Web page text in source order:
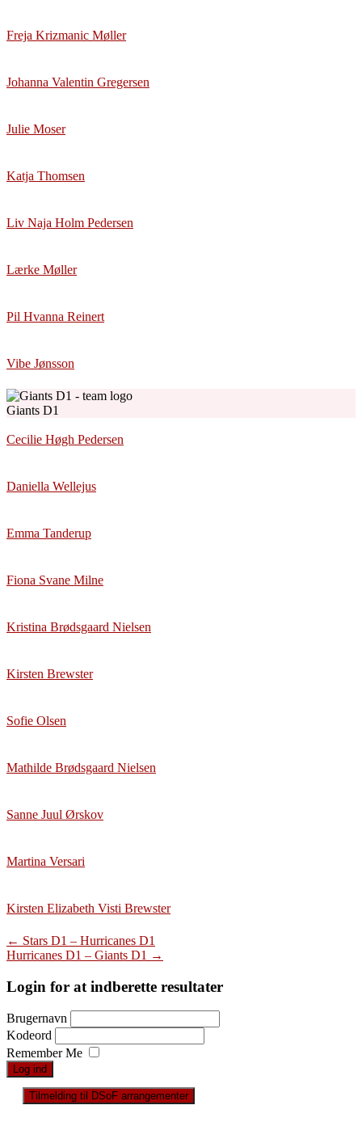
Freja Krizmanic Møller
Johanna Valentin Gregersen
Julie Moser
Katja Thomsen
Liv Naja Holm Pedersen
Lærke Møller
Pil Hvanna Reinert
Vibe Jønsson
Giants D1
Cecilie Høgh Pedersen
Daniella Wellejus
Emma Tanderup
Fiona Svane Milne
Kristina Brødsgaard Nielsen
Kirsten Brewster
Sofie Olsen
Mathilde Brødsgaard Nielsen
Sanne Juul Ørskov
Martina Versari
Kirsten Elizabeth Visti Brewster
Post
navigation
← Stars D1 – Hurricanes D1
Hurricanes D1 – Giants D1 →
Login for at indberette resultater
Brugernavn
Kodeord
Remember Me
Tilmelding til DSoF arrangementer